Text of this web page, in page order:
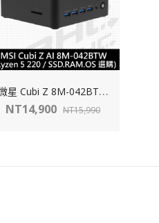
微
星 Cubi Z 8M-042BTW-BAR5220XX(AMD R5 220【SSD.RAM.OS選購】)
NT14,900 NT15,990